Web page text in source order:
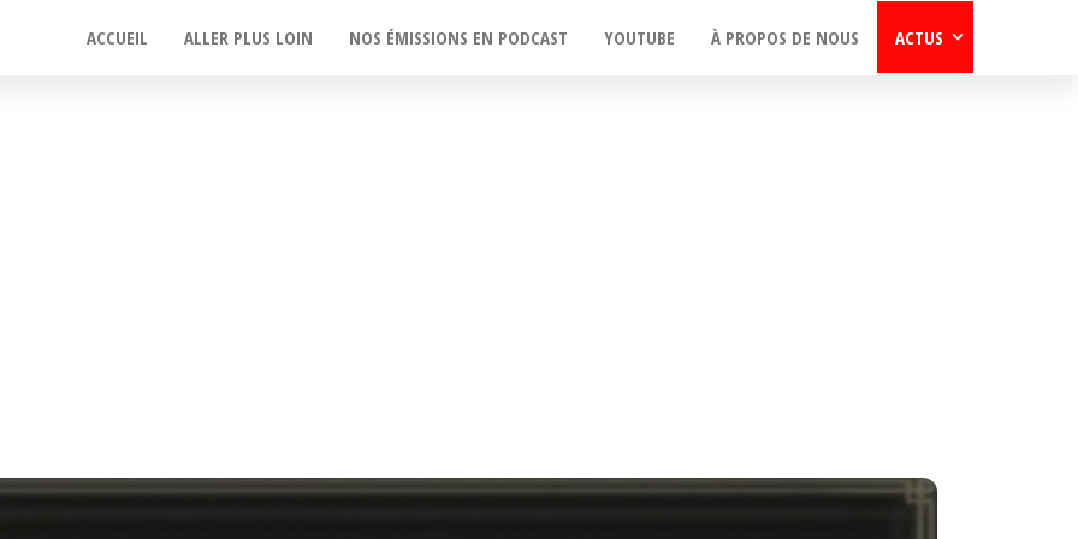
ACCUEIL ALLER PLUS LOIN NOS ÉMISSIONS EN PODCAST YOUTUBE À PROPOS DE NOUS ACTUS